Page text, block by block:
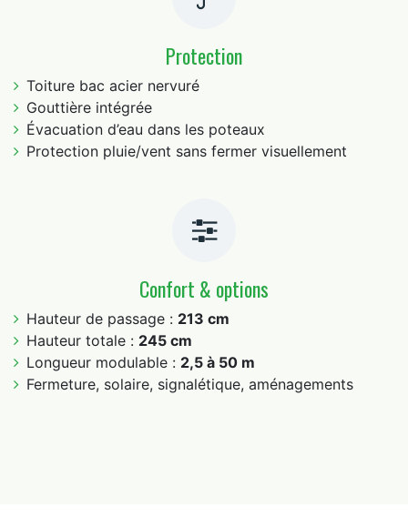
Protection
Toiture bac acier nervuré
Gouttière intégrée
Évacuation d’eau dans les poteaux
Protection pluie/vent sans fermer visuellement
Confort & options
Hauteur de passage : 213 cm
Hauteur totale : 245 cm
Longueur modulable : 2,5 à 50 m
Fermeture, solaire, signalétique, aménagements